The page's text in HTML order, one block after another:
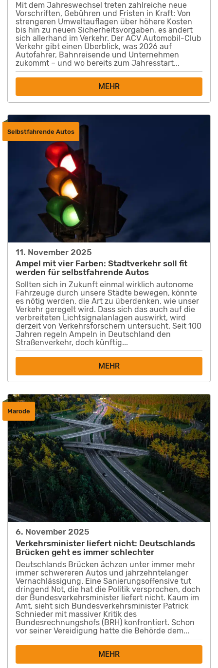
Mit dem Jahreswechsel treten zahlreiche neue
Vorschriften, Gebühren und Fristen in Kraft: Von
strengeren Umweltauflagen über höhere Kosten
bis hin zu neuen Sicherheitsvorgaben, es ändert
sich allerhand im Verkehr. Der ACV Automobil-Club
Verkehr gibt einen Überblick, was 2026 auf
Autofahrer, Bahnreisende und Unternehmen
zukommt – und wo bereits zum Jahresstart...
MEHR
11. November 2025
Ampel mit vier Farben: Stadtverkehr soll fit
werden für selbstfahrende Autos
Sollten sich in Zukunft einmal wirklich autonome
Fahrzeuge durch unsere Städte bewegen, könnte
es nötig werden, die Art zu überdenken, wie unser
Verkehr geregelt wird. Dass sich das auch auf die
verbreiteten Lichtsignalanlagen auswirkt, wird
derzeit von Verkehrsforschern untersucht. Seit 100
Jahren regeln Ampeln in Deutschland den
Straßenverkehr, doch künftig...
MEHR
Selbstfahrende Autos
6. November 2025
Verkehrsminister liefert nicht: Deutschlands
Brücken geht es immer schlechter
Deutschlands Brücken ächzen unter immer mehr
immer schwereren Autos und jahrzehntelanger
Vernachlässigung. Eine Sanierungsoffensive tut
dringend Not, die hat die Politik versprochen, doch
der Bundesverkehrsminister liefert nicht. Kaum im
Amt, sieht sich Bundesverkehrsminister Patrick
Schnieder mit massiver Kritik des
Bundesrechnungshofs (BRH) konfrontiert. Schon
vor seiner Vereidigung hatte die Behörde dem...
MEHR
Marode